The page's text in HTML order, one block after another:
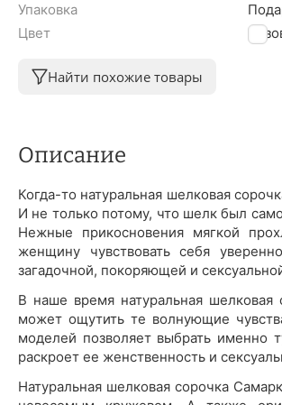
Упаковка
Цвет
Найти похожие товары
Описание
Когда-то натуральная шелковая
И не только потому, что шелк был
Нежные прикосновения мягкой
женщину чувствовать себя
загадочной, покоряющей и
В наше время натуральная
может ощутить те волнующие
моделей позволяет выбрать именно
раскроет ее женственность и
Натуральная шелковая сорочка